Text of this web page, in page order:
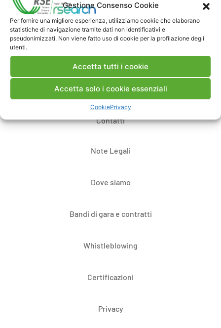
Gestione Consenso Cookie
Per fornire una migliore esperienza, utilizziamo cookie che elaborano
statistiche di navigazione tramite dati non identificativi e
pseudonimizzati. Non viene fatto uso di cookie per la profilazione degli
utenti.
Accetta tutti i cookie
Accetta solo i cookie essenziali
CookiePrivacy
Pubblica un commento
Contatti
Note Legali
Dove siamo
Bandi di gara e contratti
Whistleblowing
Certificazioni
Privacy